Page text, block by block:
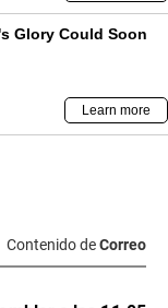
Contenido deCorreo